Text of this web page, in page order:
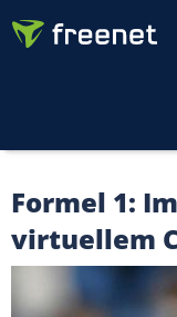
Formel 1:
virtuellem